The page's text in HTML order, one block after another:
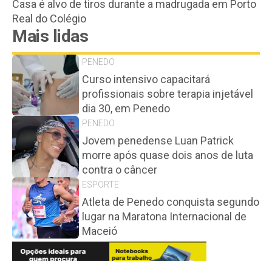
Casa é alvo de tiros durante a madrugada em Porto
Real do Colégio
Mais lidas
PENEDO
Curso intensivo capacitará
profissionais sobre terapia injetável
dia 30, em Penedo
PENEDO
Jovem penedense Luan Patrick
morre após quase dois anos de luta
contra o câncer
ESPORTE
Atleta de Penedo conquista segundo
lugar na Maratona Internacional de
Maceió